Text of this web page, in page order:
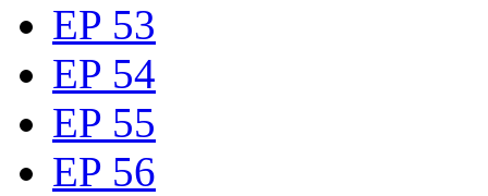
EP 53
EP 54
EP 55
EP 56